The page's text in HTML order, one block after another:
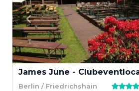
Berlin / Friedrichshain